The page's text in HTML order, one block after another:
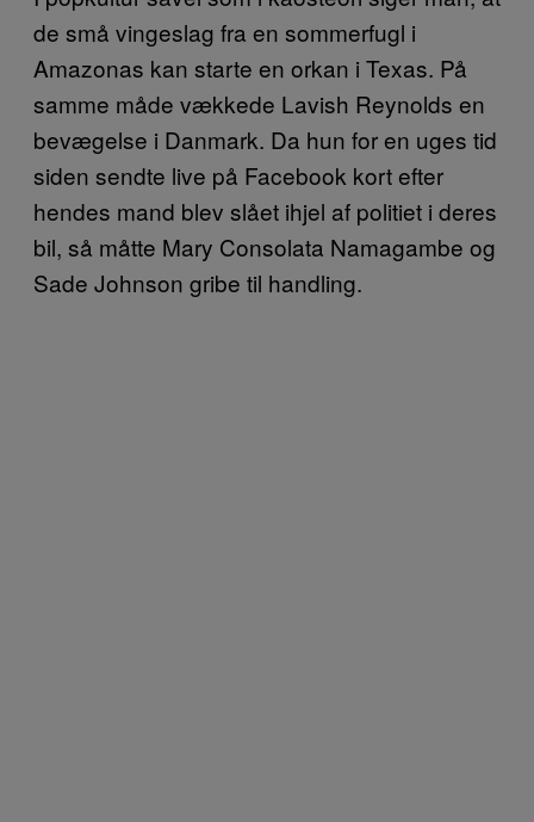
de små vingeslag fra en sommerfugl i
Amazonas kan starte en orkan i Texas. På
samme måde vækkede Lavish Reynolds en
bevægelse i Danmark. Da hun for en uges tid
siden sendte live på Facebook kort efter
hendes mand blev slået ihjel af politiet i deres
bil, så måtte Mary Consolata Namagambe og
Sade Johnson gribe til handling.